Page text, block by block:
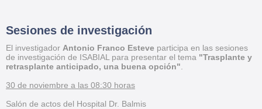
Sesiones de investigación
El investigador Antonio Franco Esteve participa en las sesiones
de investigación de ISABIAL para presentar el tema "Trasplante y
retrasplante anticipado, una buena opción"
30 de noviembre a las 08:30 horas
Salón de actos del Hospital Dr. Balmis